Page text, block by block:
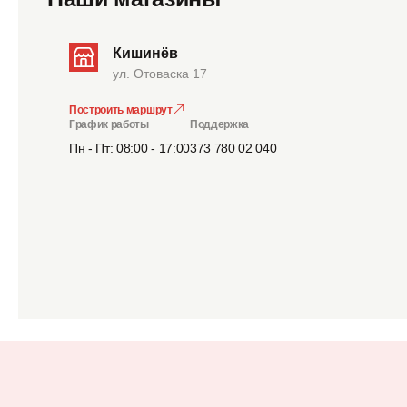
Кишинёв
ул. Отоваска 17
Построить маршрут
График работы
Пн - Пт: 08:00 - 17:00
Поддержка
373 780 02 040